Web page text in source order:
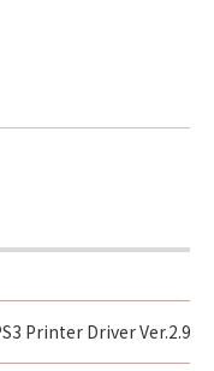
Printer Driver Ver.2.90